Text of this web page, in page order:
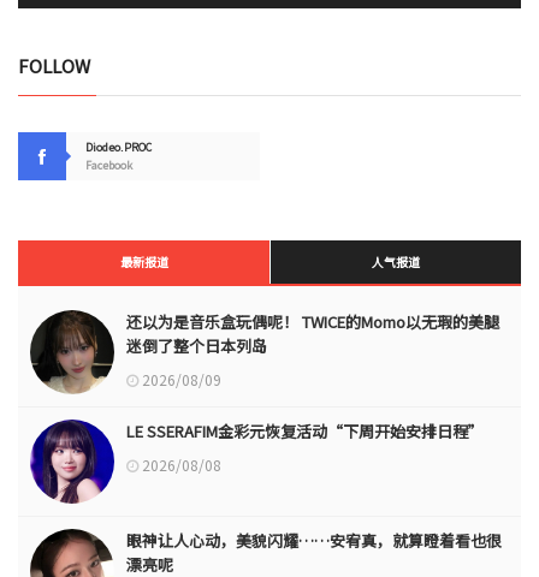
FOLLOW
Diodeo.PROC
Facebook
最新报道 人气报道
还以为是音乐盒玩偶呢！ TWICE的Momo以无瑕的美腿
迷倒了整个日本列岛
2026/08/09
LE SSERAFIM金彩元恢复活动“下周开始安排日程”
2026/08/08
眼神让人心动，美貌闪耀……安宥真，就算瞪着看也很
漂亮呢